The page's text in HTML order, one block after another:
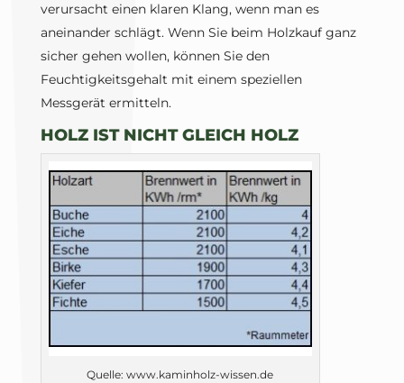
verursacht einen klaren Klang, wenn man es
aneinander schlägt. Wenn Sie beim Holzkauf ganz
sicher gehen wollen, können Sie den
Feuchtigkeitsgehalt mit einem speziellen
Messgerät ermitteln.
HOLZ IST NICHT GLEICH HOLZ
Quelle: www.kaminholz-wissen.de